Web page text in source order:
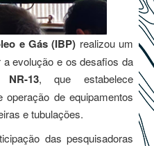
e Gás (IBP) realizou um
evolução e os desafios da
NR-13, que estabelece
de equipamentos
e tubulações.
das pesquisadoras